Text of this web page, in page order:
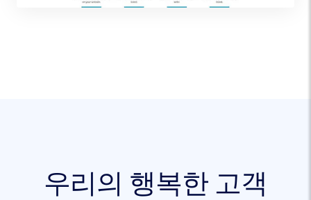
우리의 행복한 고객